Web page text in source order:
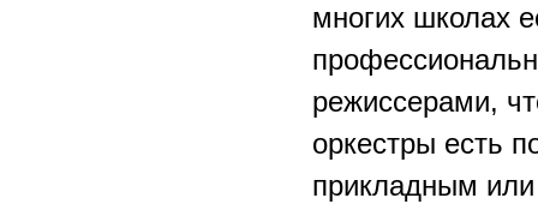
многих школах
режиссерами,
оркестры есть
прикладным